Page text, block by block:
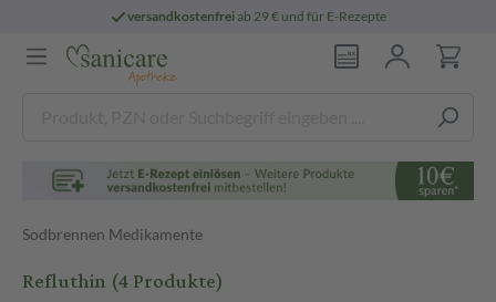
versandkostenfreiab 29 € und für E-Rezepte
Sodbrennen Medikamente
Refluthin (4 Produkte)